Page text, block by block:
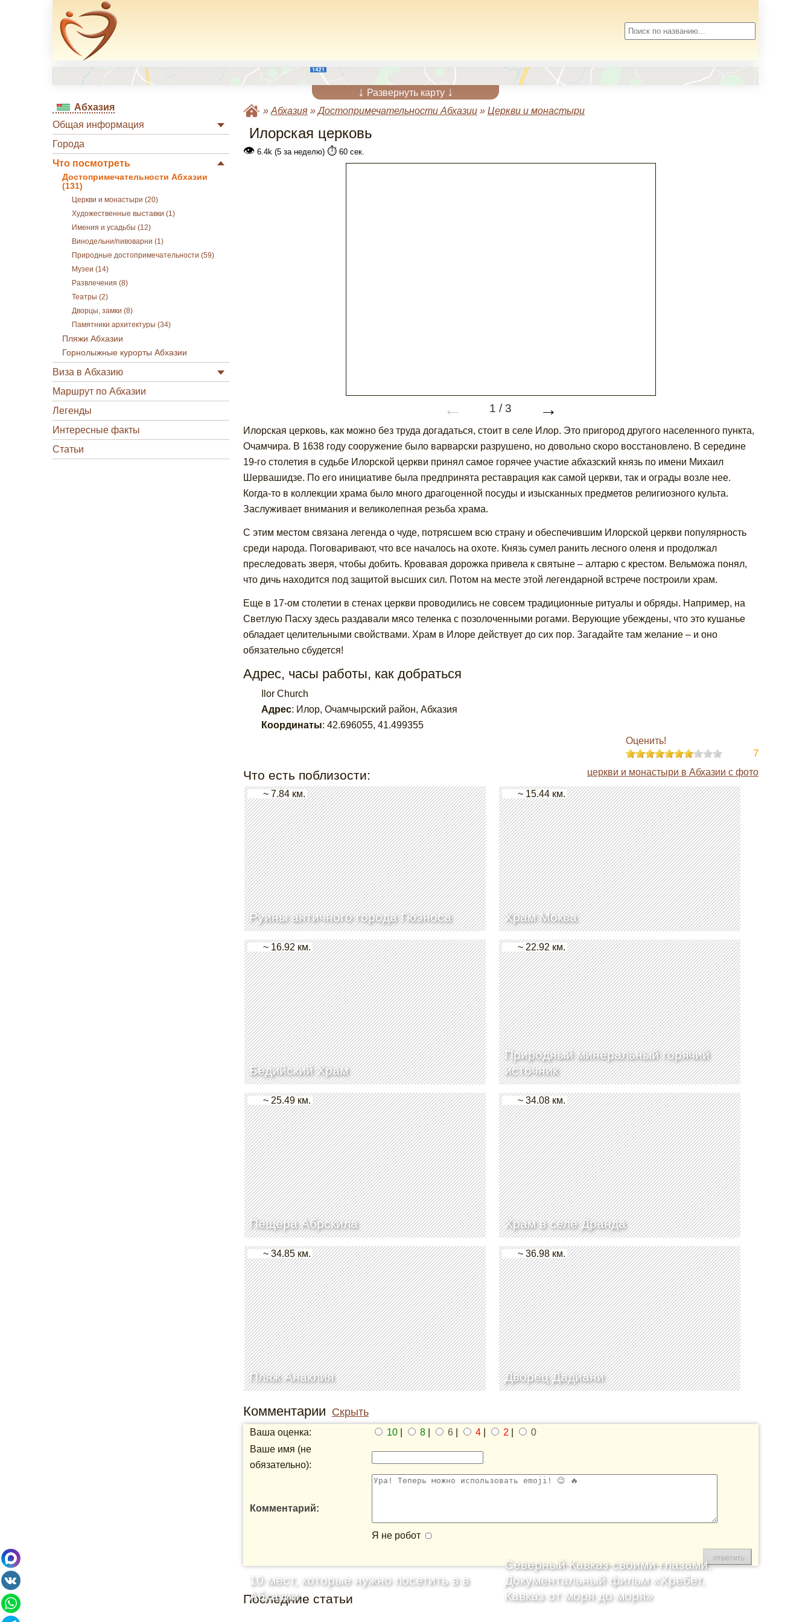
↓ Развернуть карту ↓
Абхазия
Общая информация
Города
Что посмотреть
Достопримечательности Абхазии
(131)
Церкви и монастыри (20)
Художественные выставки (1)
Имения и усадьбы (12)
Винодельни/пивоварни (1)
Природные достопримечательности (59)
Музеи (14)
Развлечения (8)
Театры (2)
Дворцы, замки (8)
Памятники архитектуры (34)
Пляжи Абхазии
Горнолыжные курорты Абхазии
Виза в Абхазию
Маршрут по Абхазии
Легенды
Интересные факты
Статьи
» Абхазия»Достопримечательности Абхазии» Церкви и монастыри
Илорская церковь
👁6.4k (5 за неделю) ⏱️60 сек.
← 1 /3 →
Илорская церковь, как можно без труда догадаться, стоит в селе Илор. Это пригород другого населенного пункта,
Очамчира. В 1638 году сооружение было варварски разрушено, но довольно скоро восстановлено. В середине
19-го столетия в судьбе Илорской церкви принял самое горячее участие абхазский князь по имени Михаил
Шервашидзе. По его инициативе была предпринята реставрация как самой церкви, так и ограды возле нее.
Когда-то в коллекции храма было много драгоценной посуды и изысканных предметов религиозного культа.
Заслуживает внимания и великолепная резьба храма.
С этим местом связана легенда о чуде, потрясшем всю страну и обеспечившим Илорской церкви популярность
среди народа. Поговаривают, что все началось на охоте. Князь сумел ранить лесного оленя и продолжал
преследовать зверя, чтобы добить. Кровавая дорожка привела к святыне – алтарю с крестом. Вельможа понял,
что дичь находится под защитой высших сил. Потом на месте этой легендарной встрече построили храм.
Еще в 17-ом столетии в стенах церкви проводились не совсем традиционные ритуалы и обряды. Например, на
Светлую Пасху здесь раздавали мясо теленка с позолоченными рогами. Верующие убеждены, что это кушанье
обладает целительными свойствами. Храм в Илоре действует до сих пор. Загадайте там желание – и оно
обязательно сбудется!
Адрес, часы работы, как добраться
Ilor Church
Адрес: Илор, Очамчырский район, Абхазия
Координаты: 42.696055, 41.499355
Оценить!
7
Что есть поблизости: церкви и монастыри в Абхазии с фото
Руины античного города Гюэноса
~ 7.84 км.
Храм Моква
~ 15.44 км.
Бедийский Храм
~ 16.92 км.
Природный минеральный горячий
источник
~ 22.92 км.
Пещера Абрскила
~ 25.49 км.
Храм в селе Дранда
~ 34.08 км.
Пляж Анаклия
~ 34.85 км.
Дворец Дадиани
~ 36.98 км.
Комментарии Скрыть
Ваша оценка: 10| 8| 6| 4| 2
0
Ваше имя (не
обязательно):
Комментарий:
Я не робот
Последние статьи
10 мест, которые нужно посетить в в
Абхазии
Северный Кавказ своими глазами.
Документальный фильм «Хребет.
Кавказ от моря до моря»